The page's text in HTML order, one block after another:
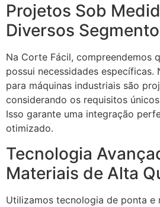
Projetos Sob
Diversos
Na Corte Fácil, compreendemos
possui necessidades específicas.
para máquinas industriais são
considerando os requisitos
Isso garante uma integração
otimizado.
Tecnologia
Materiais de Alta
Utilizamos tecnologia de ponta e